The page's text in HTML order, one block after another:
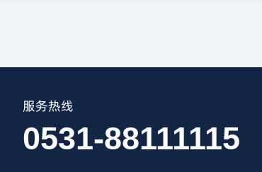
服务热线
0531-88111115